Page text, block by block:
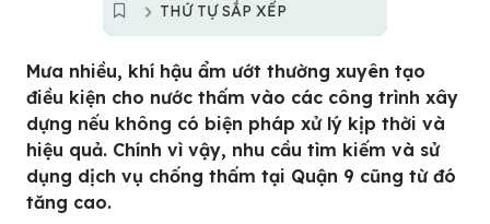
THỨ TỰ SẮP XẾP
Mưa nhiều, khí hậu ẩm ướt thường xuyên tạo
điều kiện cho nước thấm vào các công trình xây
dựng nếu không có biện pháp xử lý kịp thời và
hiệu quả. Chính vì vậy, nhu cầu tìm kiếm và sử
dụng dịch vụ chống thấm tại Quận 9 cũng từ đó
tăng cao.